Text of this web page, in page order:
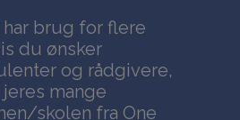
brug for flere
du ønsker
og rådgivere,
mange
skolen fra One